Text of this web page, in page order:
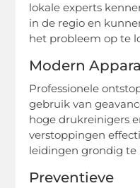
lokale experts
in de regio en
het probleem op te
Modern
Professionele
gebruik van
hoge drukreinigers
verstoppingen
leidingen grondig te
Preventieve